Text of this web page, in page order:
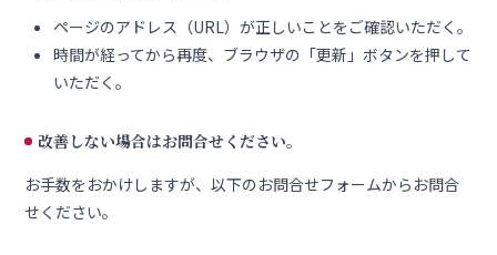
ページのアドレス（URL）が正しいことをご確認いただく。
時間が経ってから再度、ブラウザの「更新」ボタンを押して
いただく。
改善しない場合はお問合せください。
お手数をおかけしますが、以下のお問合せフォームからお問合
せください。